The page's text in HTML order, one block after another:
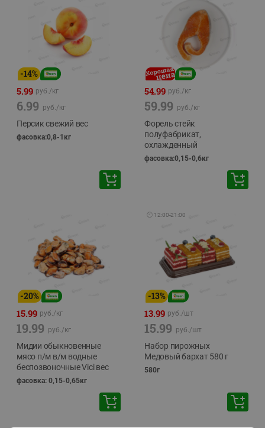
-14%
5.99 руб./кг
6.99 руб./кг
Персик свежий вес
фасовка:0,8-1кг
54.99 руб./кг
59.99 руб./кг
Форель стейк
полуфабрикат,
охлажденный
фасовка:0,15-0,6кг
-20%
15.99 руб./кг
19.99 руб./кг
Мидии обыкновенные
мясо п/м в/м водные
беспозвоночные Vici вес
фасовка: 0,15-0,65кг
🕘 12:00-21:00
-13%
13.99 руб./шт
15.99 руб./шт
Набор пирожных
Медовый бархат 580 г
580г